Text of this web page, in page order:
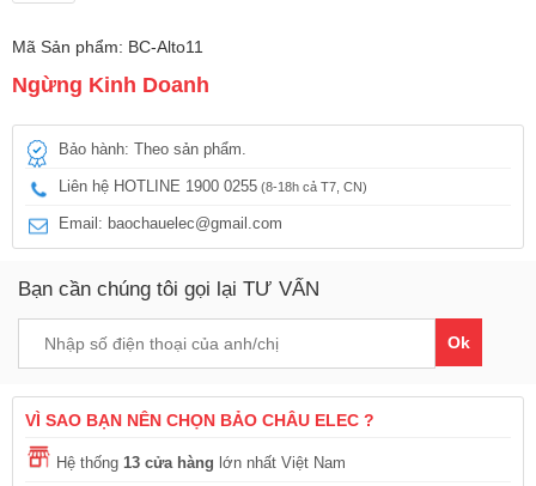
Mã Sản phẩm: BC-Alto11
Ngừng Kinh Doanh
Bảo hành: Theo sản phẩm.
Liên hệ HOTLINE 1900 0255 (8-18h cả T7, CN)
Email: baochauelec@gmail.com
Bạn cần chúng tôi gọi lại TƯ VẤN
Ok
VÌ SAO BẠN NÊN CHỌN BẢO CHÂU ELEC ?
Hệ thống 13 cửa hàng lớn nhất Việt Nam